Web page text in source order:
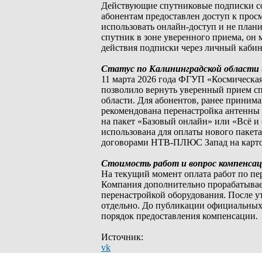
Действующие спутниковые подписки
абонентам предоставлен доступ к
использовать онлайн-доступ и не
спутник в зоне уверенного приема,
действия подписки через личный
Статус по Калининградской
11 марта 2026 года ФГУП
позволило вернуть уверенный прием
области. Для абонентов, ранее
рекомендована перенастройка
на пакет «Базовый онлайн» или «Всё и
использована для оплаты нового
договорами НТВ-ПЛЮС Запад на
Стоимость работ и вопрос
На текущий момент оплата работ по
Компания дополнительно
перенастройкой оборудования. После
отдельно. До публикации
порядок предоставления компенсации.
Источник:
vk